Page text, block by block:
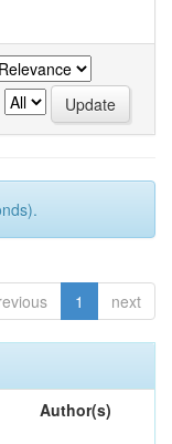
1 next
Author(s)